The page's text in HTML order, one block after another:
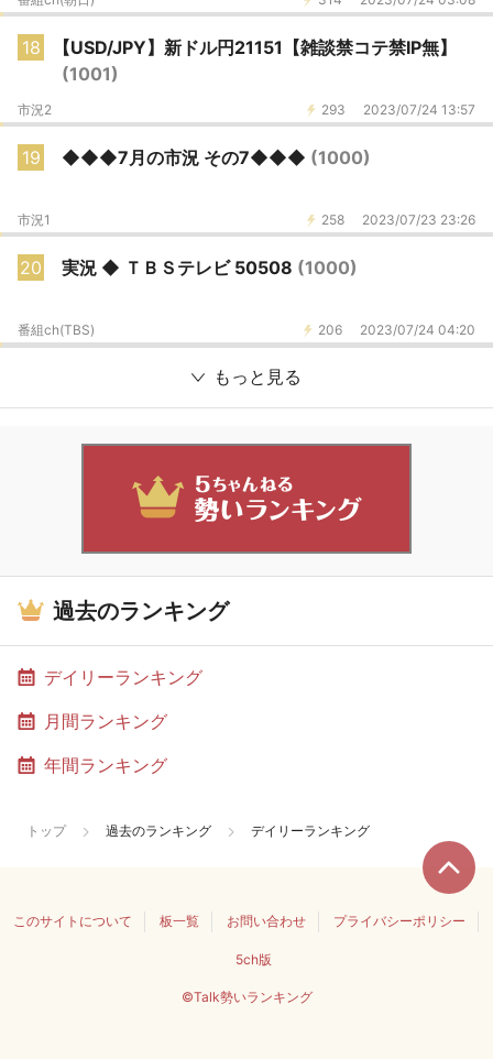
18
【USD/JPY】新ドル円21151【雑談禁コテ禁IP無】
(1001)
293 2023/07/24 13:57
市況2
19 ◆◆◆7月の市況 その7◆◆◆ (1000)
258 2023/07/23 23:26
市況1
20 実況 ◆ ＴＢＳテレビ 50508 (1000)
206 2023/07/24 04:20
番組ch(TBS)
もっと見る
過去のランキング
デイリーランキング
月間ランキング
年間ランキング
トップ 過去のランキング デイリーランキング
このサイトについて 板一覧 お問い合わせ プライバシーポリシー
5ch版
©Talk勢いランキング